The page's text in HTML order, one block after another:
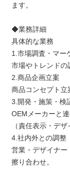
ます。
◆業務詳細
具体的な業務
1.市場調査・マー
市場やトレンドの
2.商品企画立案
商品コンセプト立
3.開発・施策・検
OEMメーカーと
（責任表示・デザ
4.社内外との調整
営業・デザイナー
擦り合わせ。